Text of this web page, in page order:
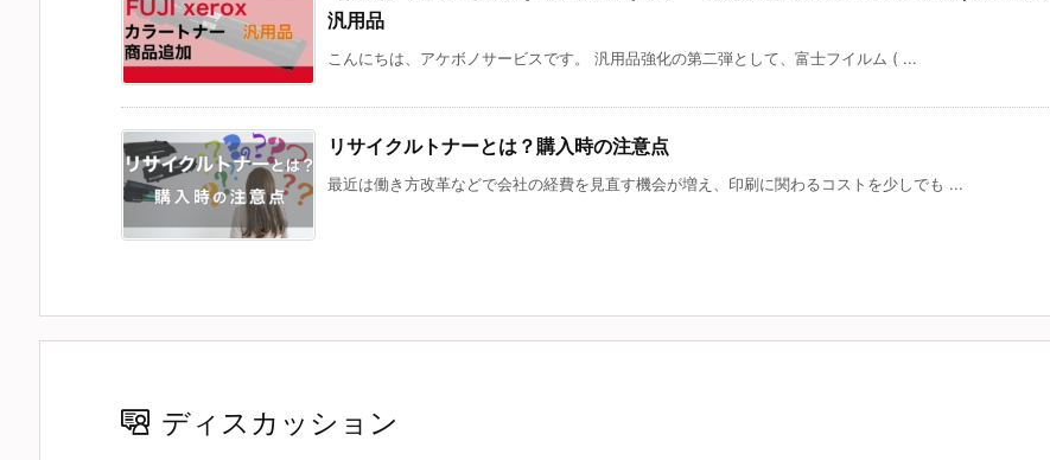
汎用品
こんにちは、アケボノサービスです。 汎用品強化の第二弾として、富士フイルム ( ...
リサイクルトナーとは？購入時の注意点
最近は働き方改革などで会社の経費を見直す機会が増え、印刷に関わるコストを少しでも ...
ディスカッション